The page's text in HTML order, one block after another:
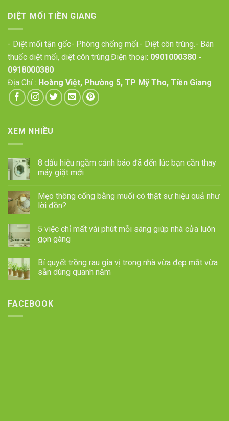
DIỆT MỐI TIỀN GIANG
- Diệt mối tận gốc- Phòng chống mối.- Diệt côn trùng.- Bán
thuốc diệt mối, diệt côn trùng.Điện thoại: 0901000380 -
0918000380
Địa Chỉ : Hoàng Việt, Phường 5, TP Mỹ Tho, Tiền Giang
XEM NHIỀU
8 dấu hiệu ngầm cảnh báo đã đến lúc bạn cần thay
máy giặt mới
Mẹo thông cống bằng muối có thật sự hiệu quả như
lời đồn?
5 việc chỉ mất vài phút mỗi sáng giúp nhà cửa luôn
gọn gàng
Bí quyết trồng rau gia vị trong nhà vừa đẹp mắt vừa
sẵn dùng quanh năm
FACEBOOK